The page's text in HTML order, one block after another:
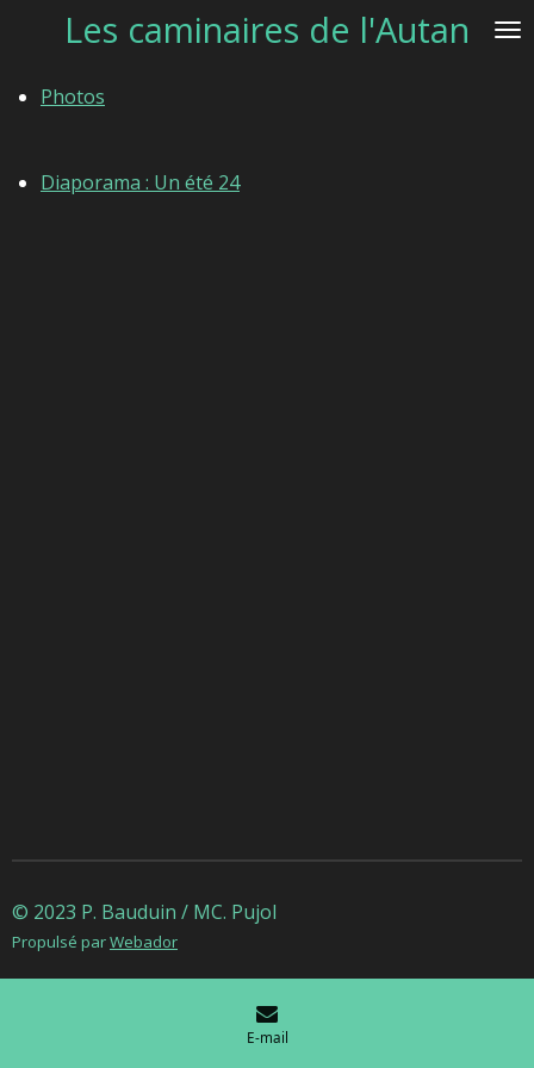
Passer
principal
Les caminaires de l'Autan
Photos
Diaporama : Un été 24
© 2023 P. Bauduin / MC. Pujol
Propulsé parWebador
E-mail